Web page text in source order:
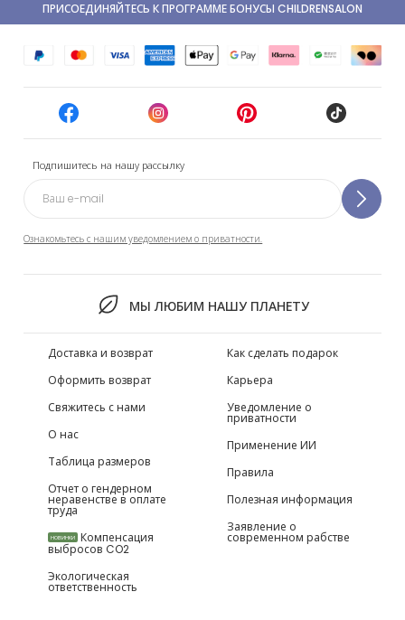
Подпишитесь на нашу рассылку
Ознакомьтесь с нашим уведомлением о приватности.
МЫ ЛЮБИМ НАШУ ПЛАНЕТУ
ПРИСОЕДИНЯЙТЕСЬ К ПРОГРАММЕ БОНУСЫ CHILDRENSALON
Доставка и возврат
Оформить возврат
Свяжитесь с нами
О нас
Таблица размеров
Отчет о гендерном
неравенстве в оплате
труда
НОВИНКИ Компенсация
выбросов CO2
Экологическая
ответственность
Как сделать подарок
Карьера
Уведомление о
приватности
Применение ИИ
Правила
Полезная информация
Заявление о
современном рабстве